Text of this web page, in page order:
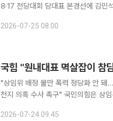
8·17 전당대회 당대표 본경선에 김민
는 ‘신천지 개입설’을 둔 계파 갈등이
2026-07-25 08:00
국힘 "원내대표 멱살잡이
"상임위 배정 불만 폭력 정당화 안 돼
천지 의혹 수사 촉구" 국민의힘은 상임위원회 배정을 둘러싼 권영진(재선, 대구 달서병) 의원과 정점
2026-07-24 09:45